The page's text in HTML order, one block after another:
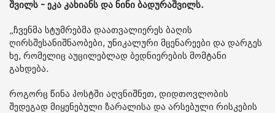
შვილს - ეკა კახიანს და ნინი ბადურაშვილს.
„ჩვენმა სტუმრებმა დაათვალიერეს ბაღის
ღირსშესანიშნაობები, უნიკალური მცენარეები და დარგეს
ხე, რომელიც აუცილებლად ბედნიერების მომტანი
გახდება.
როგორც წინა პოსტში აღვნიშნეთ, დიდთოვლობის
შედეგად მიყენებული ზარალისა და არსებული რისკების